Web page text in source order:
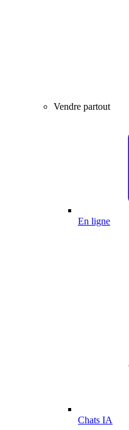
Vendre partout
En ligne
Chats IA